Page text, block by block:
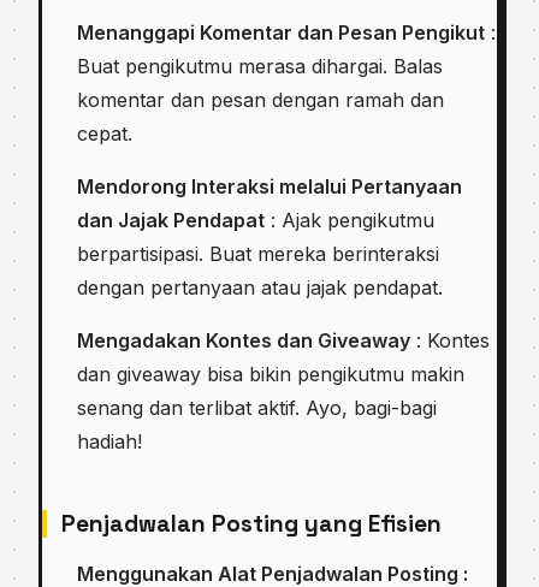
Menanggapi Komentar dan Pesan Pengikut:
Buat pengikutmu merasa dihargai. Balas
komentar dan pesan dengan ramah dan
cepat.
Mendorong Interaksi melalui Pertanyaan
dan Jajak Pendapat: Ajak pengikutmu
berpartisipasi. Buat mereka berinteraksi
dengan pertanyaan atau jajak pendapat.
Mengadakan Kontes dan Giveaway: Kontes
dan giveaway bisa bikin pengikutmu makin
senang dan terlibat aktif. Ayo, bagi-bagi
hadiah!
Penjadwalan Posting yang Efisien
Menggunakan Alat Penjadwalan Posting :